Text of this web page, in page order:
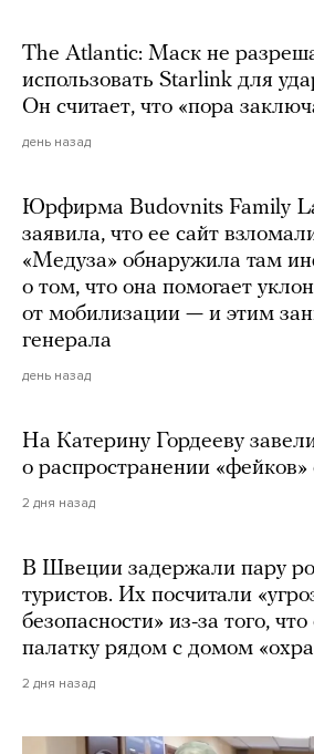
The Atlantic: Маск не
использовать Starlink для
Он считает, что «пора
день назад
Юрфирма Budovnits Family
заявила, что ее сайт
«Медуза» обнаружила там
о том, что она помогает
от мобилизации — и этим
генерала
день назад
На Катерину Гордееву
о распространении
2 дня назад
В Швеции задержали пару
туристов. Их посчитали
безопасности» из-за того,
палатку рядом с домом
2 дня назад